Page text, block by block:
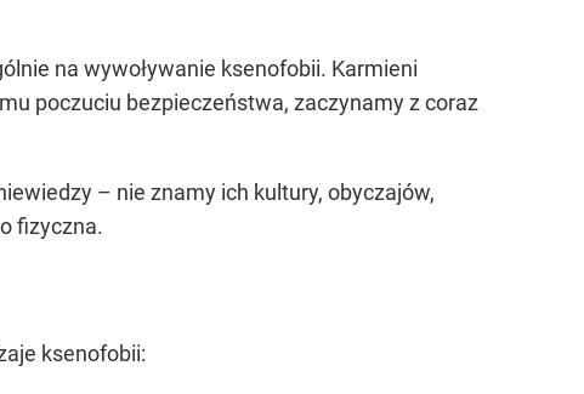
na wywoływanie ksenofobii. Karmieni
poczuciu bezpieczeństwa, zaczynamy z coraz
– nie znamy ich kultury, obyczajów,
fizyczna.
ksenofobii: